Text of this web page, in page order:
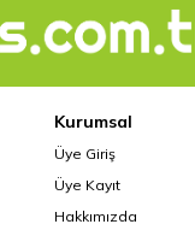
Kurumsal
Üye Giriş
Üye Kayıt
Hakkımızda